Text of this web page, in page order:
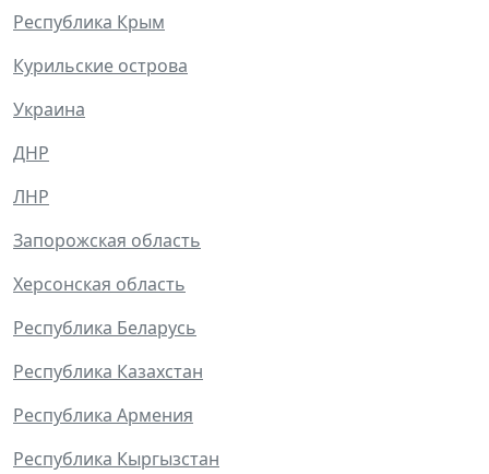
Республика Крым
Курильские острова
Украина
ДНР
ЛНР
Запорожская область
Херсонская область
Республика Беларусь
Республика Казахстан
Республика Армения
Республика Кыргызстан